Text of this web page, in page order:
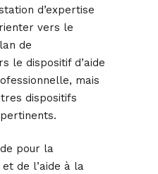
d’expertise
vers le
de
le dispositif d’aide
mais
dispositifs
pour la
de l’aide à la